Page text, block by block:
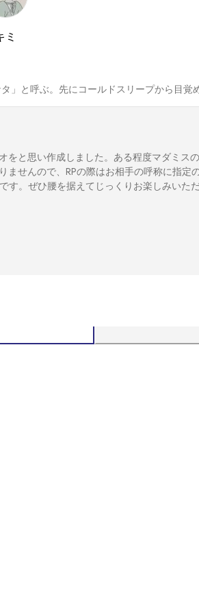
ミ
」と呼ぶ。先にコールドスリープから目覚
と思い作成しました。ある程度マダミス
せんので、RPの際はお相手の呼称に指定
。ぜひ腰を据えてじっくりお楽しみいた